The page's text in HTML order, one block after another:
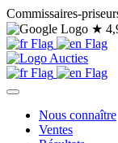
Commissaires-
★
Nous connaître
Ventes